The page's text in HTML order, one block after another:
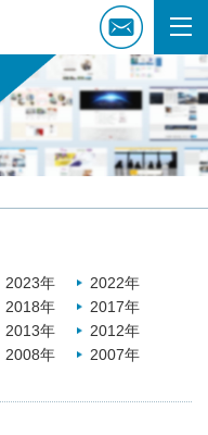
2023年
2022年
2018年
2017年
2013年
2012年
2008年
2007年